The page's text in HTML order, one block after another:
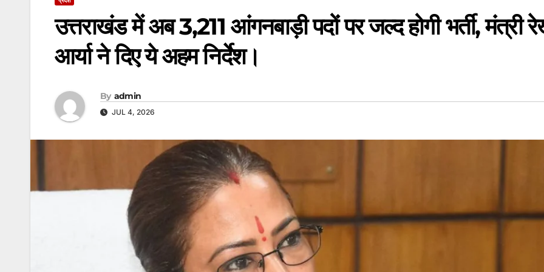
उत्तराखंड में अब 3,211 आंगनबाड़ी पदों पर जल्द होगी भर्ती, मंत्री
आर्या ने दिए ये अहम निर्देश।
By admin
JUL 4, 2026